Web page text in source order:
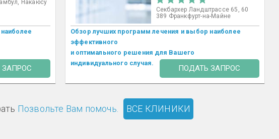
Накаюсу
Секбархер Ландштрассе 65, 60
389 Франкфурт-на-Майне
Обзор лучших программ лечения и выбор наиболее
эффективного
и оптимального решения для Вашего
индивидуального случая.
ПОДАТЬ ЗАПРОС
Позвольте Вам помочь. ВСЕ КЛИНИКИ